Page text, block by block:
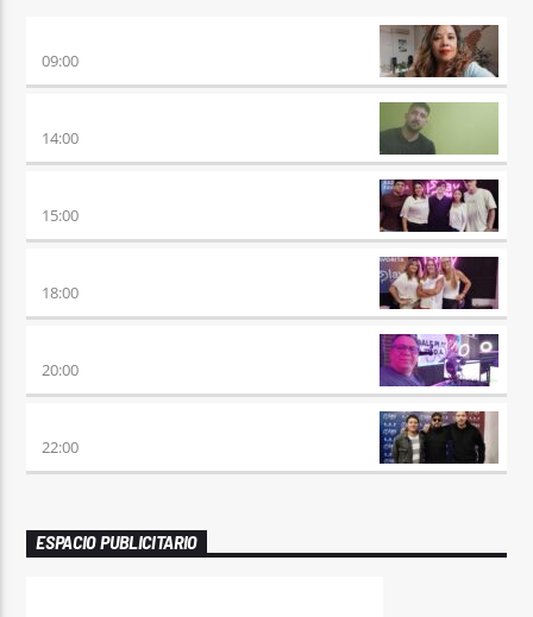
09:00
14:00
15:00
18:00
20:00
22:00
ESPACIO PUBLICITARIO